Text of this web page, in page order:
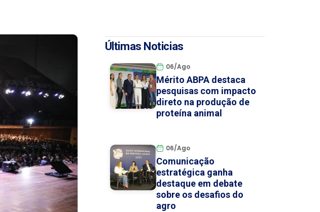
Últimas Noticias
06/Ago
Mérito ABPA destaca
pesquisas com impacto
direto na produção de
proteína animal
06/Ago
Comunicação
estratégica ganha
destaque em debate
sobre os desafios do
agro